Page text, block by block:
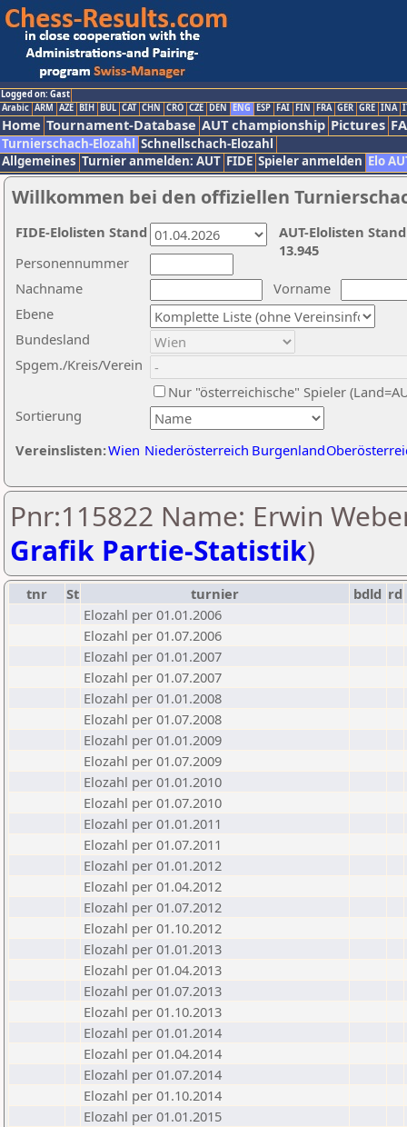
Logged on: Gast
Arabic ARM AZE BIH BUL CAT CHN CRO CZE DEN ENG ESP FAI FIN FRA GER GRE INA
Home Tournament-Database AUT championship Pictures
Turnierschach-Elozahl Schnellschach-Elozahl
Allgemeines Turnier anmelden: AUT FIDE Spieler anmelden Elo
Willkommen bei den offiziellen
Nachname
Vorname
Ebene
Sortierung
Personennummer
Bundesland
Spgem./Kreis/Verein
Nur "österreichische" Spieler
Vereinslisten:Wien Niederösterreich Burgenland
AUT-Elolisten
13.945
FIDE-Elolisten Stand
Pnr:115822 Name: Erwin
Grafik Partie-Statistik)
tnr St turnier bdld rd
Elozahl per 01.01.2006
Elozahl per 01.07.2006
Elozahl per 01.01.2007
Elozahl per 01.07.2007
Elozahl per 01.01.2008
Elozahl per 01.07.2008
Elozahl per 01.01.2009
Elozahl per 01.07.2009
Elozahl per 01.01.2010
Elozahl per 01.07.2010
Elozahl per 01.01.2011
Elozahl per 01.07.2011
Elozahl per 01.01.2012
Elozahl per 01.04.2012
Elozahl per 01.07.2012
Elozahl per 01.10.2012
Elozahl per 01.01.2013
Elozahl per 01.04.2013
Elozahl per 01.07.2013
Elozahl per 01.10.2013
Elozahl per 01.01.2014
Elozahl per 01.04.2014
Elozahl per 01.07.2014
Elozahl per 01.10.2014
Elozahl per 01.01.2015